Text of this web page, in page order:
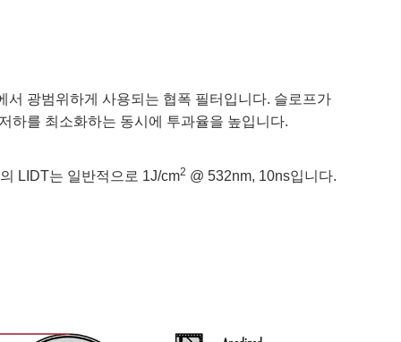
광범위하게 사용되는 협폭 필터입니다. 슬로프가
하를 최소화하는 동시에 투과율을 높입니다.
LIDT는 일반적으로 1J/cm2 @ 532nm, 10ns입니다.